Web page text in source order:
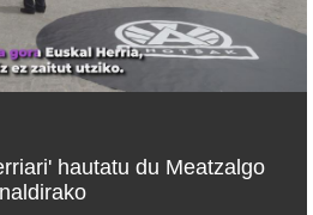
hautatu du Meatzalgo